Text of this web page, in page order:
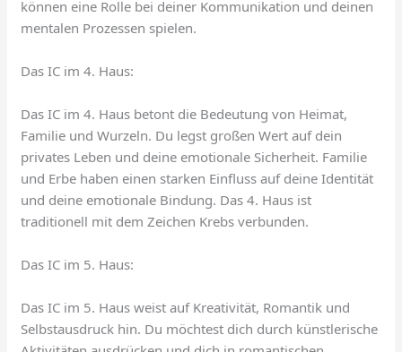
können eine Rolle bei deiner Kommunikation und deinen
mentalen Prozessen spielen.
Das IC im 4. Haus:
Das IC im 4. Haus betont die Bedeutung von Heimat,
Familie und Wurzeln. Du legst großen Wert auf dein
privates Leben und deine emotionale Sicherheit. Familie
und Erbe haben einen starken Einfluss auf deine Identität
und deine emotionale Bindung. Das 4. Haus ist
traditionell mit dem Zeichen Krebs verbunden.
Das IC im 5. Haus:
Das IC im 5. Haus weist auf Kreativität, Romantik und
Selbstausdruck hin. Du möchtest dich durch künstlerische